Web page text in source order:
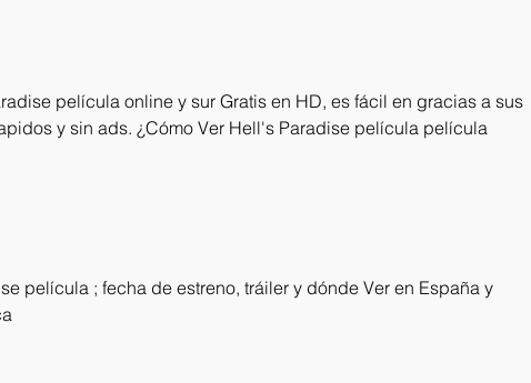
película online y sur Gratis en HD, es fácil en gracias a sus
y sin ads. ¿Cómo Ver Hell's Paradise película película
película ; fecha de estreno, tráiler y dónde Ver en España y